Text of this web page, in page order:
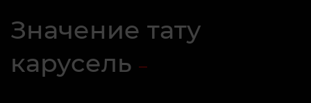
Значение тату
карусель